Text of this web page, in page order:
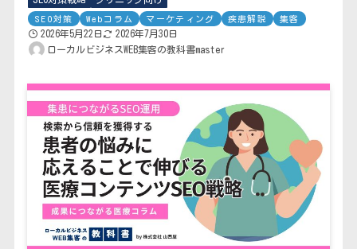
SEO対策 Webコラム マーケティング 疾患解説 集客
2026年5月22日
2026年7月30日
ローカルビジネスWEB集客の教科書master